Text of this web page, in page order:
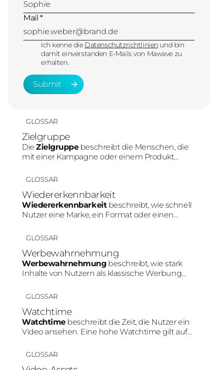
GLOSSAR
Zielgruppe
DieZielgruppebeschreibt die Menschen, die
mit einer Kampagne oder einem Produkt
Marketing beeinflusst die Zielgruppe direkt die
GLOSSAR
Wiedererkennbarkeit
Wiedererkennbarkeitbeschreibt, wie schnell
Nutzer eine Marke, ein Format oder einen
Konsistente Farben, Personen oder Content-
GLOSSAR
Werbewahrnehmung
Werbewahrnehmung beschreibt, wie stark
Inhalte von Nutzern als klassische Werbung
den Content integriert wird, desto geringer fällt
GLOSSAR
Watchtime
Watchtimebeschreibt die Zeit, die Nutzer ein
Video ansehen. Eine hohe Watchtime gilt auf
wichtiges Signal für relevanten Content und
GLOSSAR
Mail *
Ich kenne die Datenschutzrichtlinien und bin
damit einverstanden E-Mails von Mawave zu
erhalten.
Submit